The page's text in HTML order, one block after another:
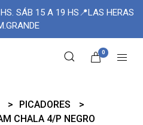
SÁB 15 A 19 HS📍LAS HERAS
0
PICADORES
CHALA 4/P NEGRO